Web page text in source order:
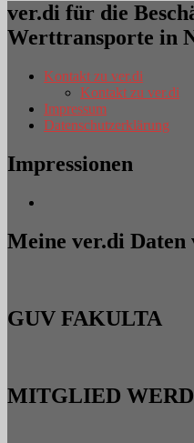
ver.di für die
Werttransporte in
Kontakt zu ver.di
Kontakt zu ver.di
Impressum
Datenschutzerklärung
Impressionen
Meine ver.di Daten
GUV FAKULTA
MITGLIED